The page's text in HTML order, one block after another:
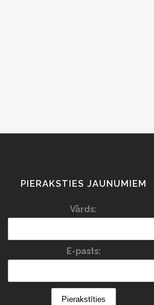
PIERAKSTIES JAUNUMIEM
Vārds:
E-pasts: